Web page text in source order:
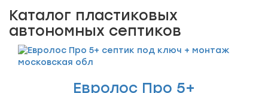
Каталог пластиковых
автономных септиков
Евролос Про 5+